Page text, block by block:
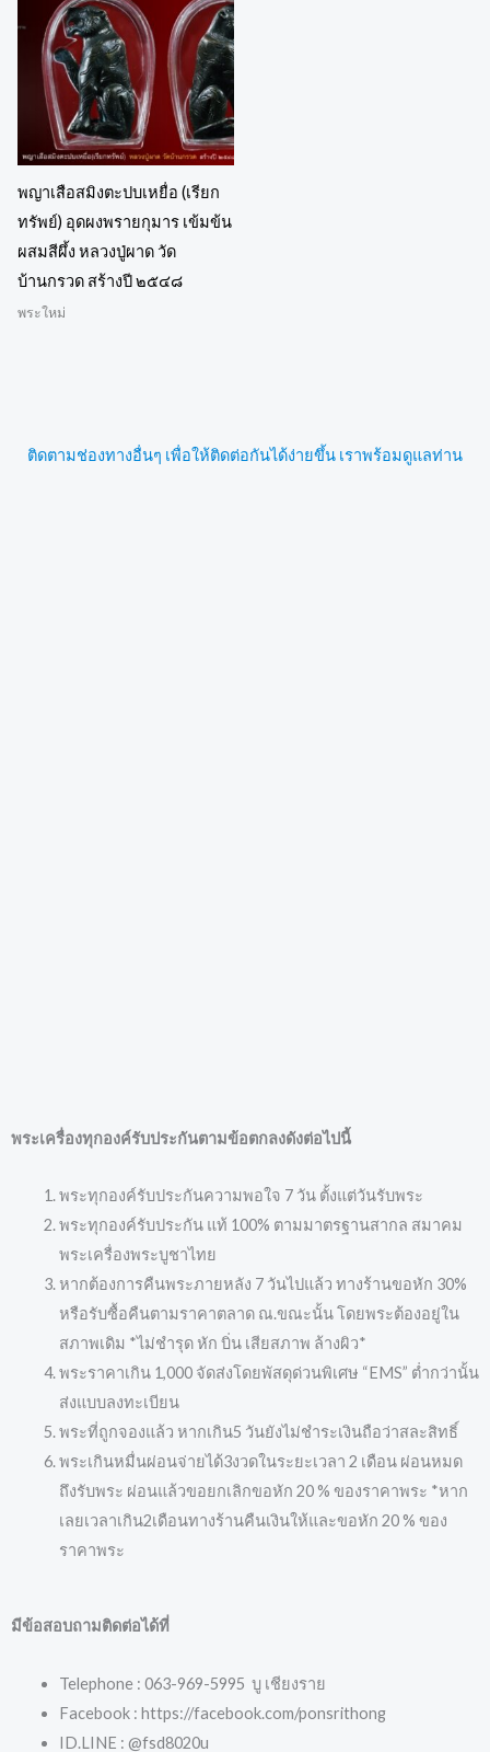
พญาเสือสมิงตะปบเหยื่อ (เรียก
ทรัพย์) อุดผงพรายกุมาร เข้มข้น
ผสมสีผึ้ง หลวงปู่ผาด วัด
บ้านกรวด สร้างปี ๒๕๔๘
พระใหม่
ติดตามช่องทางอื่นๆ เพื่อให้ติดต่อกันได้ง่ายขึ้น เราพร้อมดูแลท่าน
พระเครื่องทุกองค์รับประกันตามข้อตกลงดังต่อไปนี้
พระทุกองค์รับประกันความพอใจ 7 วัน ตั้งแต่วันรับพระ
พระทุกองค์รับประกัน แท้ 100% ตามมาตรฐานสากล สมาคม
พระเครื่องพระบูชาไทย
หากต้องการคืนพระภายหลัง 7 วันไปแล้ว ทางร้านขอหัก 30%
หรือรับซื้อคืนตามราคาตลาด ณ.ขณะนั้น โดยพระต้องอยู่ใน
สภาพเดิม *ไม่ชำรุด หัก บิ่น เสียสภาพ ล้างผิว*
พระราคาเกิน 1,000 จัดส่งโดยพัสดุด่วนพิเศษ “EMS” ต่ำกว่านั้น
ส่งแบบลงทะเบียน
พระที่ถูกจองแล้ว หากเกิน5 วันยังไม่ชำระเงินถือว่าสละสิทธิ์
พระเกินหมื่นผ่อนจ่ายได้3งวดในระยะเวลา 2 เดือน ผ่อนหมด
ถึงรับพระ ผ่อนแล้วขอยกเลิกขอหัก 20 % ของราคาพระ *หาก
เลยเวลาเกิน2เดือนทางร้านคืนเงินให้และขอหัก 20 % ของ
ราคาพระ
มีข้อสอบถามติดต่อได้ที่
Telephone : 063-969-5995 บู เชียงราย
Facebook : https://facebook.com/ponsrithong
ID.LINE : @fsd8020u